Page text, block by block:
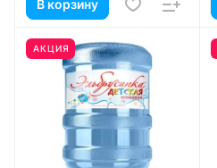
В корзину
АКЦИЯ